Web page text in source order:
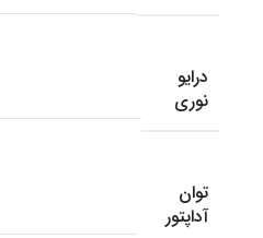
درایو
نوری
توان
آداپتور